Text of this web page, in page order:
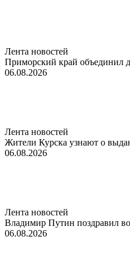
Лента новостей
Приморский край объединил
06.08.2026
Лента новостей
Жители Курска узнают о
06.08.2026
Лента новостей
Владимир Путин поздравил
06.08.2026